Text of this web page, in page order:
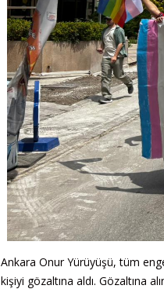
Ankara Onur Yürüyüşü, tüm
kişiyi gözaltına aldı. Gözaltına